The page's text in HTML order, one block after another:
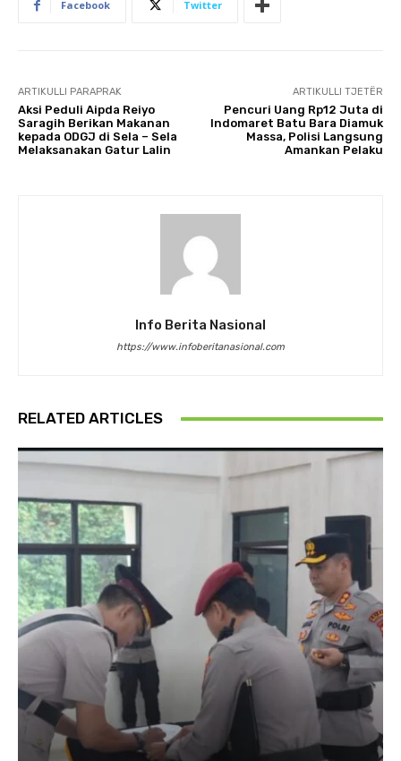
Facebook Twitter
ARTIKULLI PARAPRAK
Aksi Peduli Aipda Reiyo
Saragih Berikan Makanan
kepada ODGJ di Sela – Sela
Melaksanakan Gatur Lalin
ARTIKULLI TJETËR
Pencuri Uang Rp12 Juta di
Indomaret Batu Bara Diamuk
Massa, Polisi Langsung
Amankan Pelaku
Info Berita Nasional
https://www.infoberitanasional.com
RELATED ARTICLES